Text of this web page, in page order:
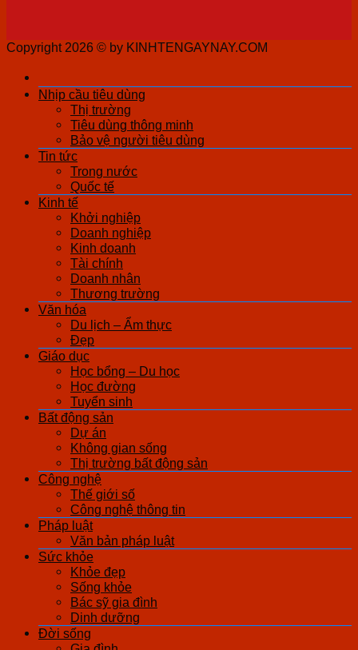
Copyright 2026 © by KINHTENGAYNAY.COM
Nhịp cầu tiêu dùng
Thị trường
Tiêu dùng thông minh
Bảo vệ người tiêu dùng
Tin tức
Trong nước
Quốc tế
Kinh tế
Khởi nghiệp
Doanh nghiệp
Kinh doanh
Tài chính
Doanh nhân
Thương trường
Văn hóa
Du lịch – Ẩm thực
Đẹp
Giáo dục
Học bổng – Du học
Học đường
Tuyển sinh
Bất động sản
Dự án
Không gian sống
Thị trường bất động sản
Công nghệ
Thế giới số
Công nghệ thông tin
Pháp luật
Văn bản pháp luật
Sức khỏe
Khỏe đẹp
Sống khỏe
Bác sỹ gia đình
Dinh dưỡng
Đời sống